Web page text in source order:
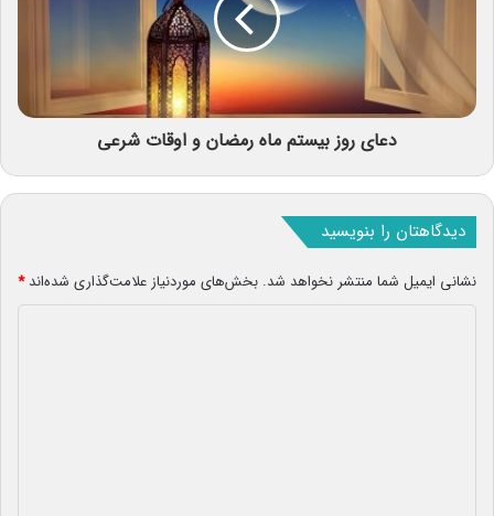
دعای روز بیستم ماه رمضان و اوقات شرعی
دیدگاهتان را بنویسید
نشانی ایمیل شما منتشر نخواهد شد. بخش‌های موردنیاز علامت‌گذاری شده‌اند*